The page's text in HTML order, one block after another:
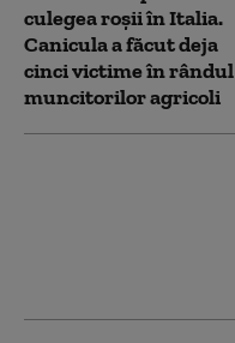
culegea roșii în Italia.
Canicula a făcut deja
cinci victime în rândul
muncitorilor agricoli